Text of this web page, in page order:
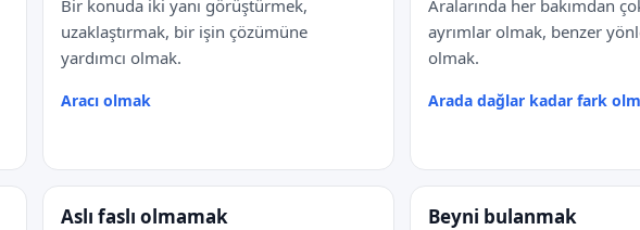
Bir konuda iki yanı görüştürmek,
uzaklaştırmak, bir işin çözümüne
yardımcı olmak.
Aracı olmak
Aralarında her bakımdan
ayrımlar olmak, benzer
olmak.
Arada dağlar kadar fark
Aslı faslı olmamak Beyni bulanmak